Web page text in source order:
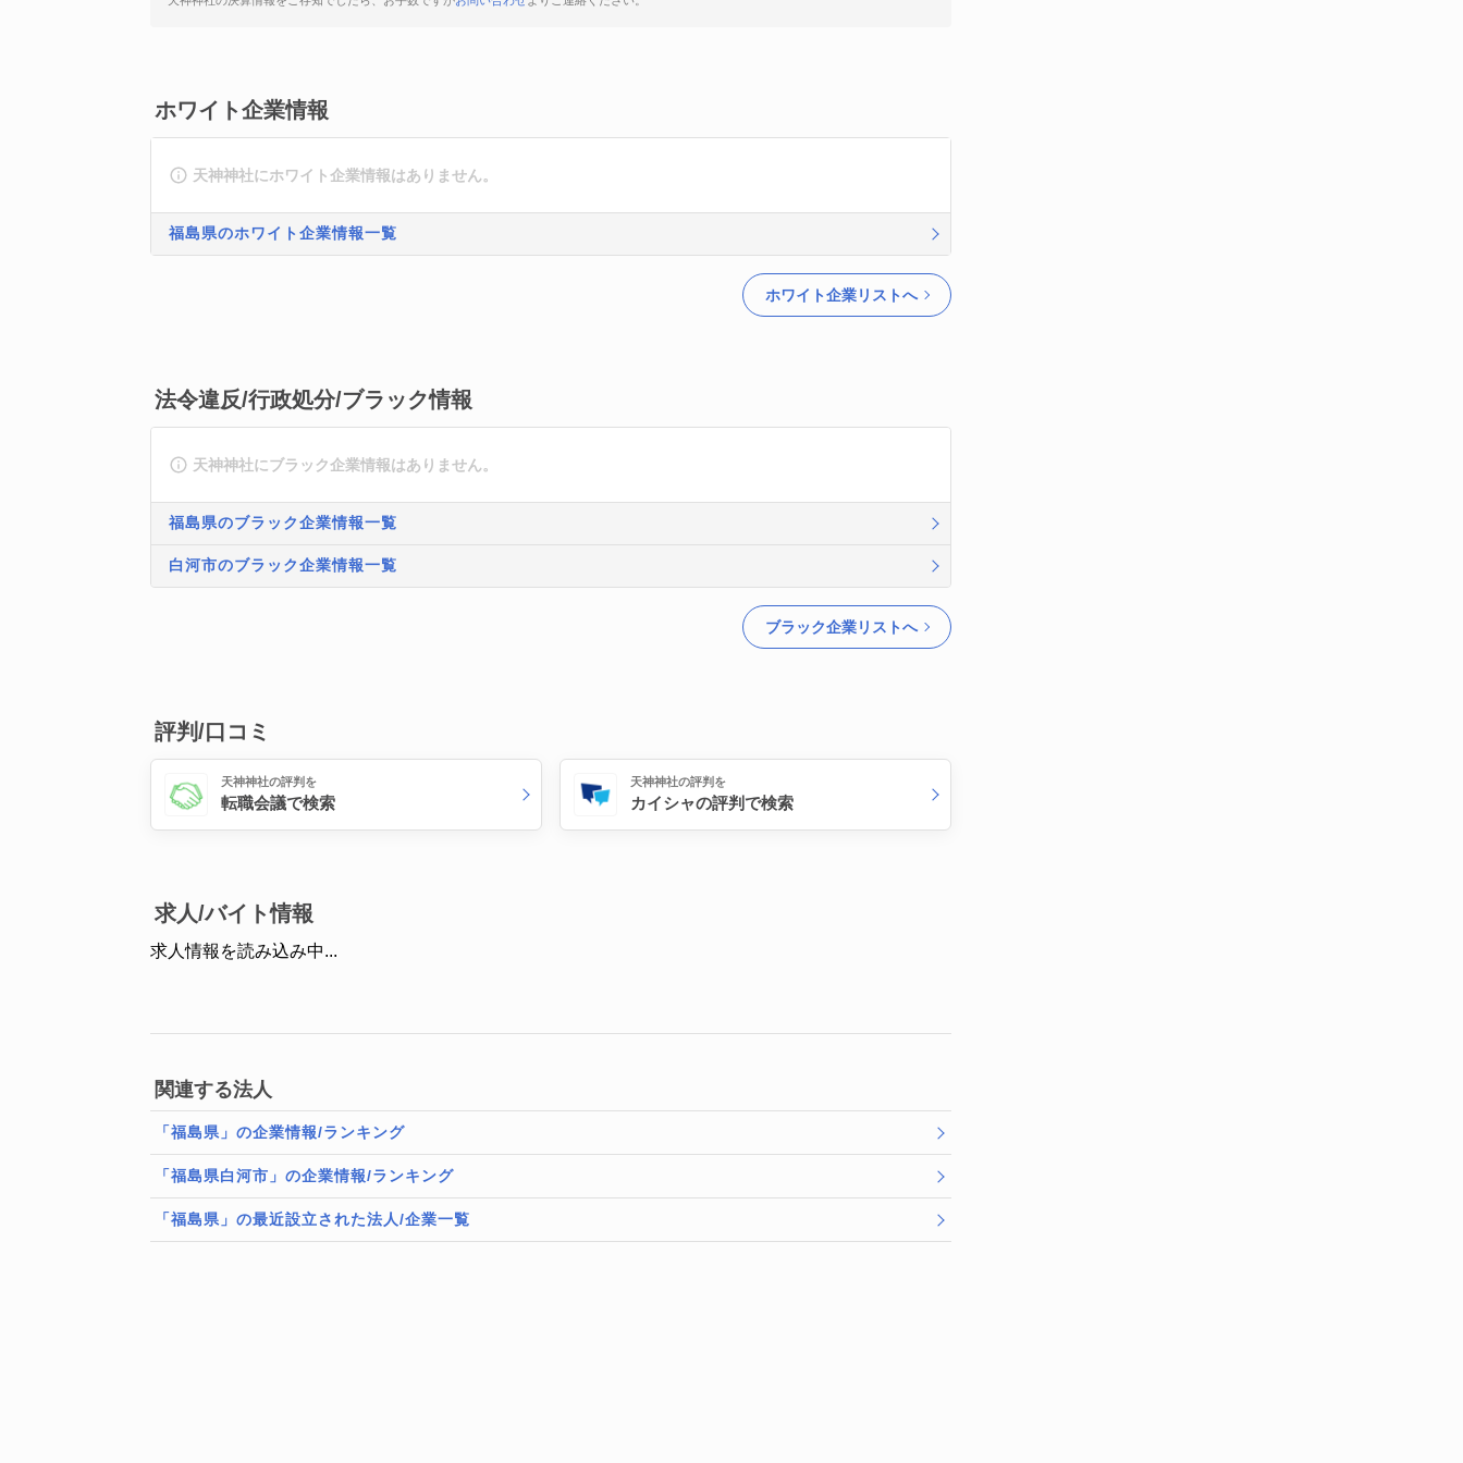
ホワイト企業情報
天神神社にホワイト企業情報はありません。
福島県のホワイト企業情報一覧
ホワイト企業リストへ
法令違反/行政処分/ブラック情報
天神神社にブラック企業情報はありません。
福島県のブラック企業情報一覧
白河市のブラック企業情報一覧
ブラック企業リストへ
評判/口コミ
天神神社の評判を
転職会議で検索
天神神社の評判を
カイシャの評判で検索
求人/バイト情報
求人情報を読み込み中...
関連する法人
「福島県」の企業情報/ランキング
「福島県白河市」の企業情報/ランキング
「福島県」の最近設立された法人/企業一覧